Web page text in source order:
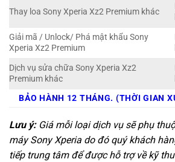
Thay loa Sony Xperia Xz2 Premium khác
Giải mã / Unlock/ Phá mật khẩu Sony
Xperia Xz2 Premium
Dịch vụ sửa chữa Sony Xperia Xz2
Premium khác
BẢO HÀNH 12 THÁNG. (THỜI GIAN
Lưu ý:Giá mỗi loại dịch vụ sẽ phụ
máy Sony Xperia do đó quý khách
tiếp trung tâm để được hỗ trợ về kỹ